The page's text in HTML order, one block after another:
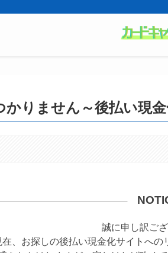
かりません～後払い現
誠に申し訳ござ
在、お探しの後払い現金化サイトへの